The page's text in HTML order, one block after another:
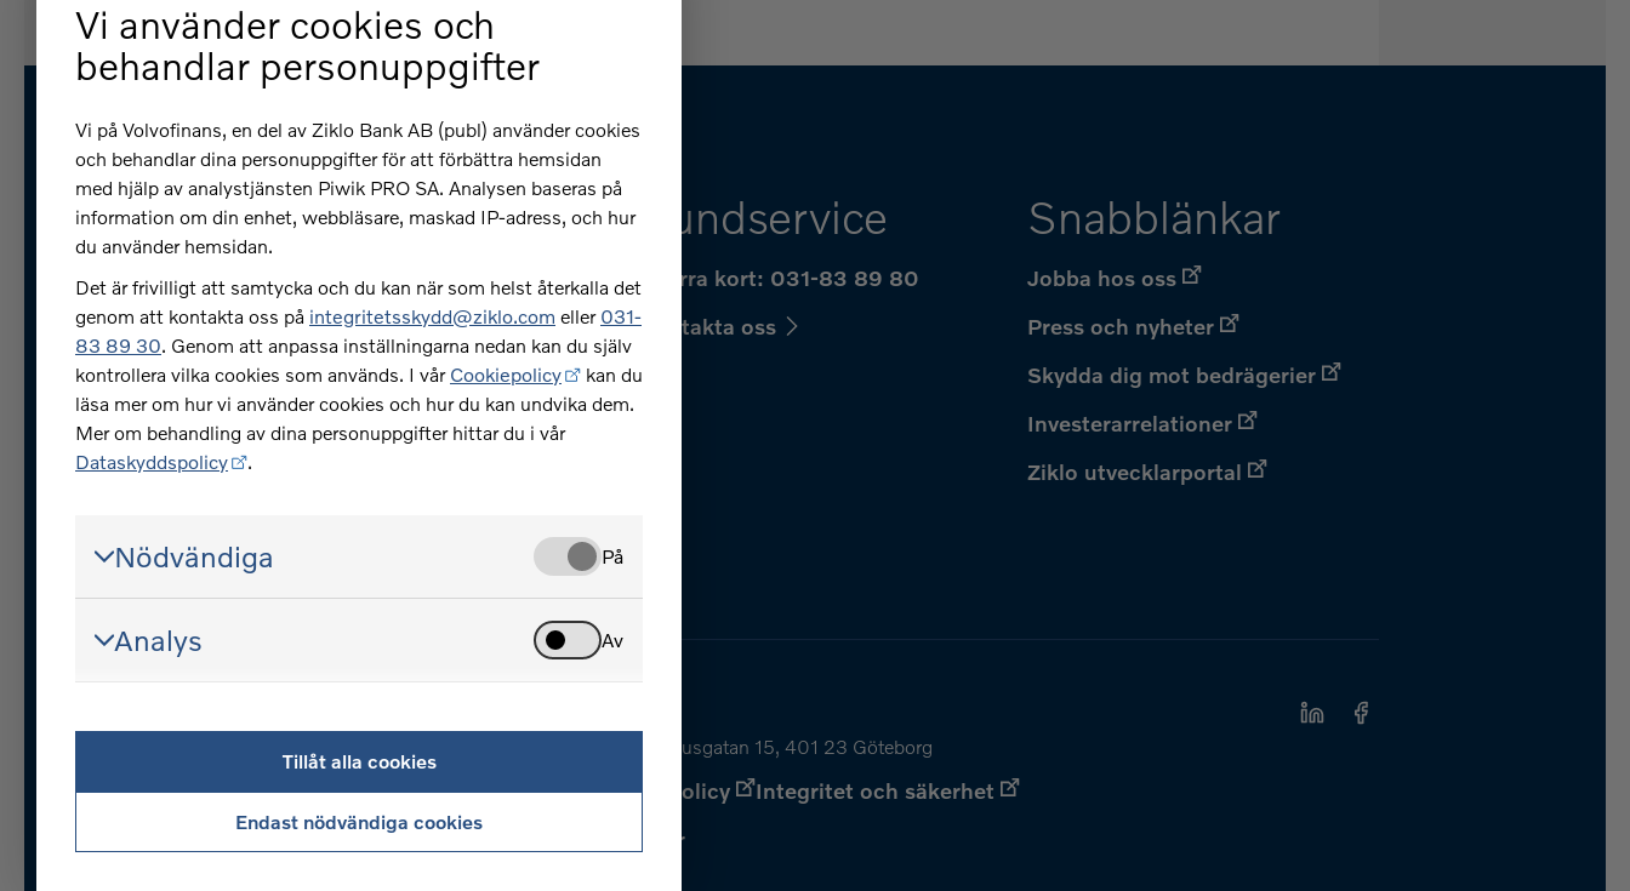
Få hjälp
Jag vill slutlösa mitt billån, hur
gör jag?
Var kan jag se mina fakturor?
Hur anmäler jag mig för e-
faktura?
Fler frågor och svar
Kundservice
Spärra kort: 031-83 89 80
Kontakta oss
Snabblänkar
Jobba hos oss
Press och nyheter
Skydda dig mot bedrägerier
Investerarrelationer
Ziklo utvecklarportal
© Ziklo Bank AB (publ) Org.nr 556069-0967 Bohusgatan 15, 401 23 Göteborg
Om VolvofinansCookiepolicyDataskyddspolicy
Integritet och säkerhet
Tillgänglighet
Ändra cookieinställningar
Vi använder cookies och
behandlar personuppgifter
Vi på Volvofinans, en del av Ziklo Bank AB (publ) använder cookies
och behandlar dina personuppgifter för att förbättra hemsidan
med hjälp av analystjänsten Piwik PRO SA. Analysen baseras på
information om din enhet, webbläsare, maskad IP-adress, och hur
du använder hemsidan.
Det är frivilligt att samtycka och du kan när som helst återkalla det
genom att kontakta oss på integritetsskydd@ziklo.com eller 031-
83 89 30. Genom att anpassa inställningarna nedan kan du själv
kontrollera vilka cookies som används. I vår Cookiepolicy
kan du
läsa mer om hur vi använder cookies och hur du kan undvika dem.
Mer om behandling av dina personuppgifter hittar du i vår
Dataskyddspolicy
.
Nödvändiga På
Analys Av
Tillåt alla cookies
Endast nödvändiga cookies